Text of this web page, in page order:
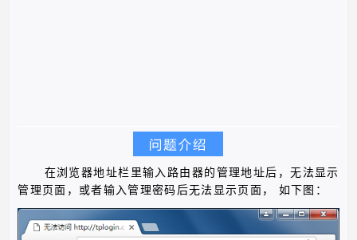
在浏览器地址栏里输入路由器的管理地址后，无法显示
管理页面，或者输入管理密码后无法显示页面，
如下图：